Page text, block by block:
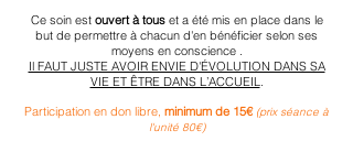
Ce soin est ouvert à touset a été mis en place dans le
but de permettre à chacun d'en bénéficier selon ses
moyens en conscience .
Il FAUT JUSTE AVOIR ENVIE D'ÉVOLUTION DANS SA
VIE ET ÊTRE DANS L’ACCUEIL.
Participation en don libre, minimum de 15€ (prix séance à
l'unité 80€)